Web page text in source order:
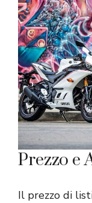
Prezzo e
Il prezzo di